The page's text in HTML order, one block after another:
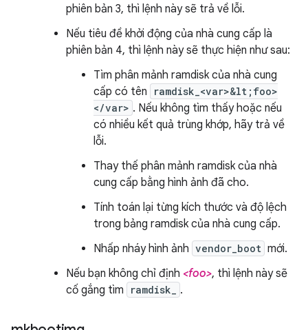
phiên bản 3, thì lệnh này sẽ trả về lỗi.
Nếu tiêu đề khởi động của nhà cung cấp là
phiên bản 4, thì lệnh này sẽ thực hiện như sau:
Tìm phân mảnh ramdisk của nhà cung
cấp có tên
ramdisk_<var>&lt;foo>
</var> . Nếu không tìm thấy hoặc nếu
có nhiều kết quả trùng khớp, hãy trả về
lỗi.
Thay thế phân mảnh ramdisk của nhà
cung cấp bằng hình ảnh đã cho.
Tính toán lại từng kích thước và độ lệch
trong bảng ramdisk của nhà cung cấp.
Nhấp nháy hình ảnh vendor_boot mới.
Nếu bạn không chỉ định <foo>, thì lệnh này sẽ
cố gắng tìm
ramdisk_ .